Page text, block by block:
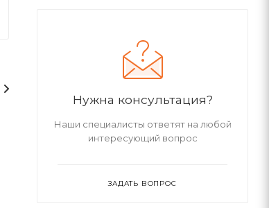
Нужна консультация?
Наши специалисты ответят на любой
интересующий вопрос
ЗАДАТЬ ВОПРОС